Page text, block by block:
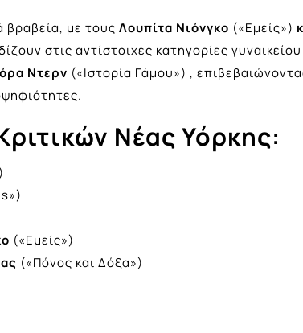
βραβεία, με τους Λουπίτα Νιόνγκο («Εμείς»)
στις αντίστοιχες κατηγορίες γυναικείου
Ντερν («Ιστορία Γάμου») ,
Νέας Υόρκης:
(«Εμείς»)
(«Πόνος και Δόξα»)